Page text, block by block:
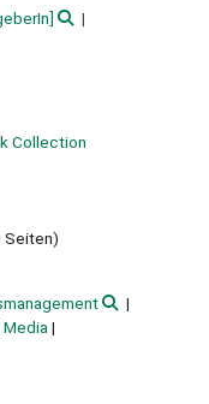
Collection
Seiten)